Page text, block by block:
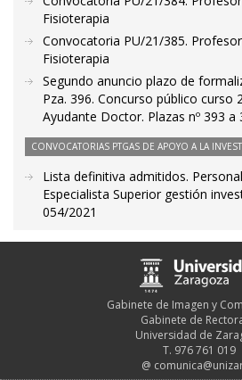
Fisioterapia
Convocatoria PU/21/385.
Fisioterapia
Segundo anuncio plazo de
Pza. 396. Concurso público curso
Ayudante Doctor. Plazas nº 393 a
CONVOCATORIAS PTGAS DE APOYO A LA
Lista definitiva admitidos.
Especialista Superior gestión
054/2021
Gabinete de Imagen y
Gabinete de
Universidad de
T. 976 761 019
@